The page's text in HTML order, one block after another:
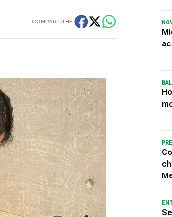
COMPARTILHE: